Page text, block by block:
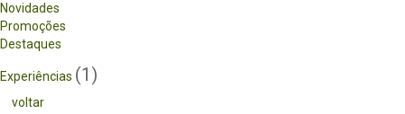
Novidades
Promoções
Destaques
Experiências (1)
voltar